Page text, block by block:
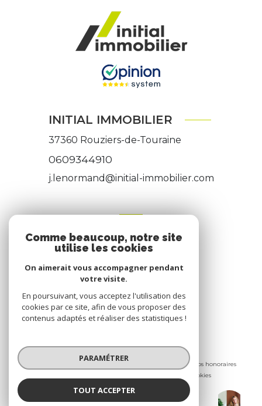
Maëva VIVIEN
INITIAL IMMOBILIER
37360 Rouziers-de-Touraine
0609344910
j.lenormand@initial-immobilier.com
Nous suivre
© 2026 | Tous droits réservés
Nos honoraires
Cookies
Réalisé par :
Comme beaucoup, notre site
utilise les cookies
On aimerait vous accompagner pendant
votre visite.
En poursuivant, vous acceptez l'utilisation des
cookies par ce site, afin de vous proposer des
contenus adaptés et réaliser des statistiques !
PARAMÉTRER
TOUT ACCEPTER